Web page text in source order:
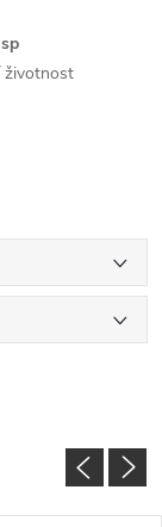
životnost